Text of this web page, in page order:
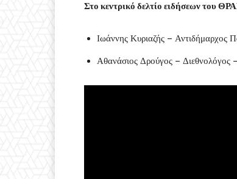
Στο κεντρικό δελτίο ειδήσεων του
Ιωάννης Κυριαζής – Αντιδήμαρχος
Αθανάσιος Δρούγος – Διεθνολόγος